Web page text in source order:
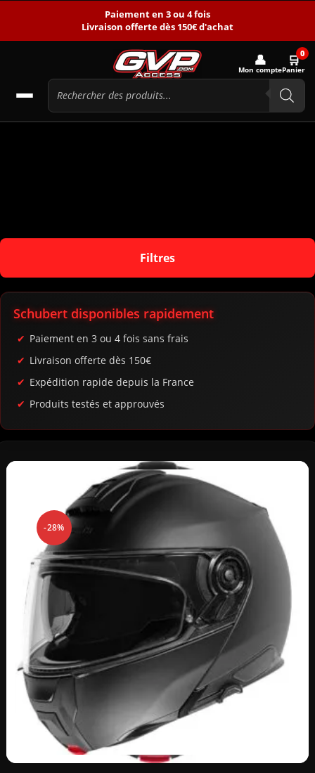
Paiement en 3 ou 4 fois
Livraison offerte dès 150€ d'achat
👤
Mon compte
🛒0
Panier
Filtres
Schubert disponibles rapidement
Paiement en 3 ou 4 fois sans frais
Livraison offerte dès 150€
Expédition rapide depuis la France
Produits testés et approuvés
-28%